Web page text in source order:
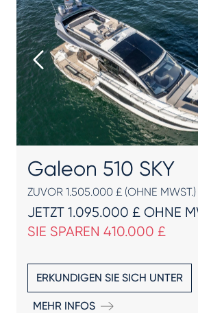
Galeon 510 SKY
ZUVOR 1.505.000 £ (OHNE MWST.)
JETZT 1.095.000 £ OHNE
SIE SPAREN 410.000 £
ERKUNDIGEN SIE SICH UNTER
MEHR INFOS